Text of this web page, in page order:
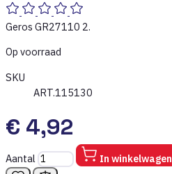
Geros GR27110 2.
Op voorraad
SKU
ART.115130
€ 4,92
Aantal In winkelwagen